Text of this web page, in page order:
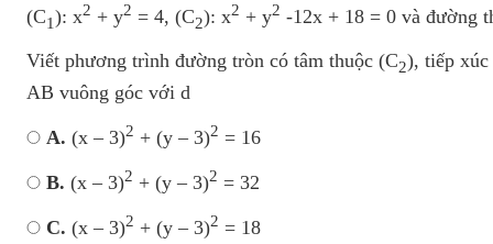
(C1): x2 + y2 = 4, (C2): x2 + y2 -12x + 18 = 0 và đường
Viết phương trình đường tròn có tâm thuộc (C2), tiếp
AB vuông góc với d
A. (x – 3)2 + (y – 3)2 = 16
B. (x – 3)2 + (y – 3)2 = 32
C. (x – 3)2 + (y – 3)2 = 18